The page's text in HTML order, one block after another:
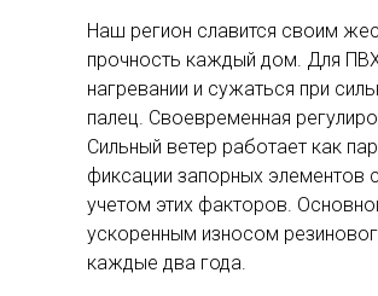
Наш регион славится своим
прочность каждый дом. Для
нагревании и сужаться при
палец. Своевременная
Сильный ветер работает как
фиксации запорных элементов
учетом этих факторов.
ускоренным износом
каждые два года.